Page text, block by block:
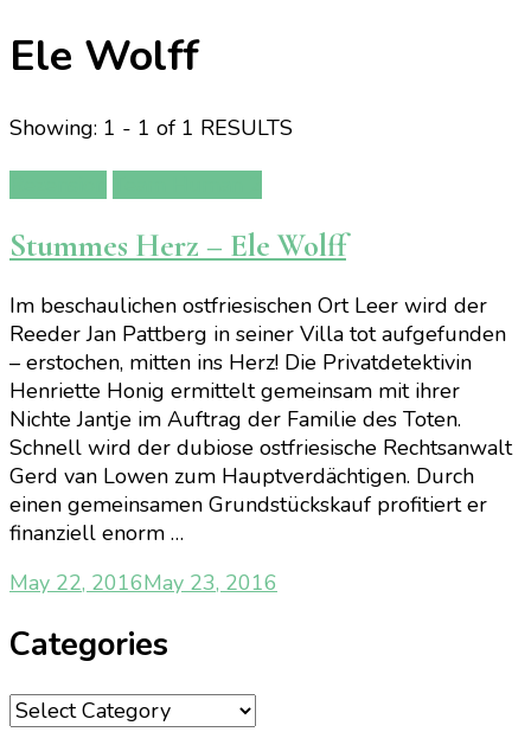
Ele Wolff
Showing: 1 - 1 of 1 RESULTS
Stummes Herz – Ele Wolff
Im beschaulichen ostfriesischen Ort Leer wird der
Reeder Jan Pattberg in seiner Villa tot aufgefunden
– erstochen, mitten ins Herz! Die Privatdetektivin
Henriette Honig ermittelt gemeinsam mit ihrer
Nichte Jantje im Auftrag der Familie des Toten.
Schnell wird der dubiose ostfriesische Rechtsanwalt
Gerd van Lowen zum Hauptverdächtigen. Durch
einen gemeinsamen Grundstückskauf profitiert er
finanziell enorm …
May 22, 2016May 23, 2016
Categories
Categories